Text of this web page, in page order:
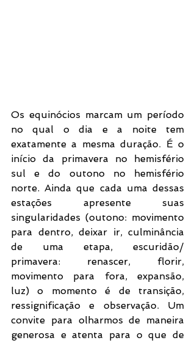
Os equinócios marcam um período
no qual o dia e a noite tem
exatamente a mesma duração. É o
início da primavera no hemisfério
sul e do outono no hemisfério
norte. Ainda que cada uma dessas
estações apresente suas
singularidades (outono: movimento
para dentro, deixar ir, culminância
de uma etapa, escuridão/
primavera: renascer, florir,
movimento para fora, expansão,
luz) o momento é de transição,
ressignificação e observação. Um
convite para olharmos de maneira
generosa e atenta para o que de